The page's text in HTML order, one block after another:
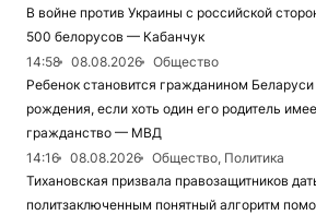
В войне против Украины с российской
500 белорусов — Кабанчук
14:58
08.08.2026
Общество
Ребенок становится гражданином
рождения, если хоть один его родитель
гражданство — МВД
14:16
08.08.2026
Общество, Политика
Тихановская призвала правозащитников
политзаключенным понятный алгоритм